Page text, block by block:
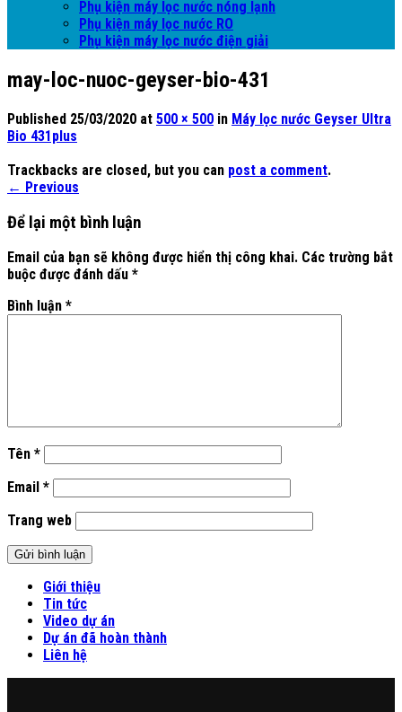
Phụ kiện máy lọc nước nóng lạnh
Phụ kiện máy lọc nước RO
Phụ kiện máy lọc nước điện giải
may-loc-nuoc-geyser-bio-431
Published 25/03/2020 at 500 × 500 in Máy lọc nước Geyser Ultra
Bio 431plus
Trackbacks are closed, but you can post a comment.
← Previous
Để lại một bình luận
Email của bạn sẽ không được hiển thị công khai. Các trường bắt
buộc được đánh dấu *
Bình luận *
Tên *
Email *
Trang web
Giới thiệu
Tin tức
Video dự án
Dự án đã hoàn thành
Liên hệ